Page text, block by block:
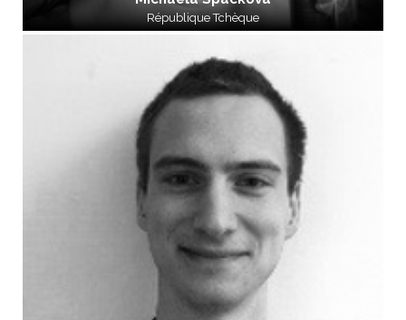
République Tchèque